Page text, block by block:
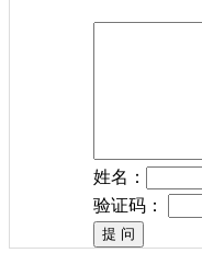
姓名：
验证码：